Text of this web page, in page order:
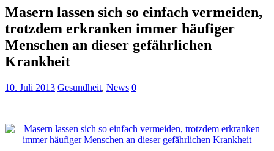
Masern lassen sich so einfach vermeiden,
trotzdem erkranken immer häufiger
Menschen an dieser gefährlichen
Krankheit
10. Juli 2013 Gesundheit, News 0